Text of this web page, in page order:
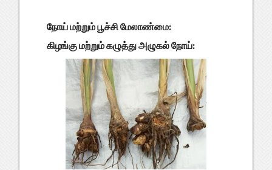
நோய் மற்றும் பூச்சி மேலாண்மை:
கிழங்கு மற்றும் கழுத்து அழுகல் நோய்: